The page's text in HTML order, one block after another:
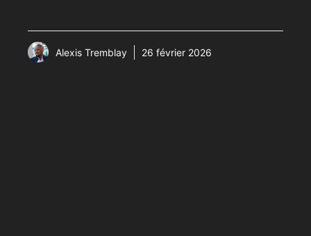
Alexis Tremblay 26 février 2026